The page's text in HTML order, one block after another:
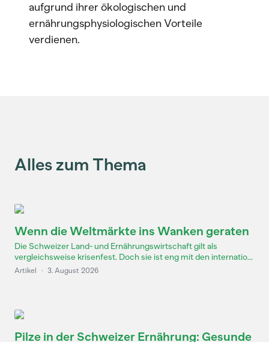
aufgrund ihrer ökologischen und
ernährungsphysiologischen Vorteile
verdienen.
Alles zum Thema
Wenn die Weltmärkte ins Wanken geraten
Die Schweizer Land- und Ernährungswirtschaft gilt als
vergleichsweise krisenfest. Doch sie ist eng mit den internatio...
Artikel · 3. August 2026
Pilze in der Schweizer Ernährung: Gesunde